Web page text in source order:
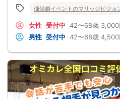
価値婚イベントのマリッジビジョ
女性 受付中 42〜68歳 3,000
男性 受付中 42〜68歳 4,500